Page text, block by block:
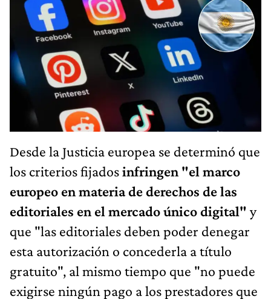
Desde la Justicia europea se determinó que
los criterios fijadosinfringen "el marco
europeo en materia de derechos de las
editoriales en el mercado único digital" y
que "las editoriales deben poder denegar
esta autorización o concederla a título
gratuito", al mismo tiempo que "no puede
exigirse ningún pago a los prestadores que